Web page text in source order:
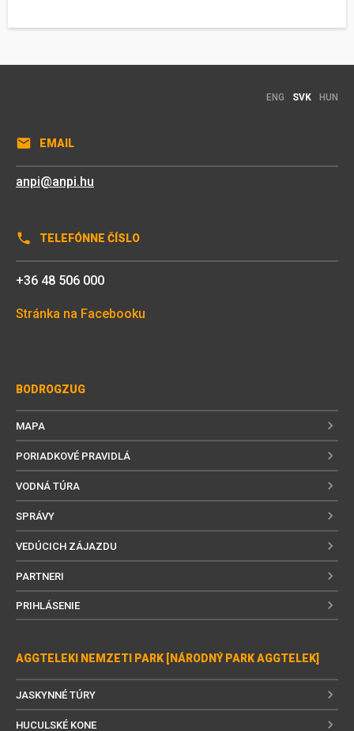
ENG SVK HUN
EMAIL
anpi@anpi.hu
TELEFÓNNE ČÍSLO
+36 48 506 000
Stránka na Facebooku
BODROGZUG
MAPA
PORIADKOVÉ PRAVIDLÁ
VODNÁ TÚRA
SPRÁVY
VEDÚCICH ZÁJAZDU
PARTNERI
PRIHLÁSENIE
AGGTELEKI NEMZETI PARK [NÁRODNÝ PARK AGGTELEK]
JASKYNNÉ TÚRY
HUCULSKÉ KONE